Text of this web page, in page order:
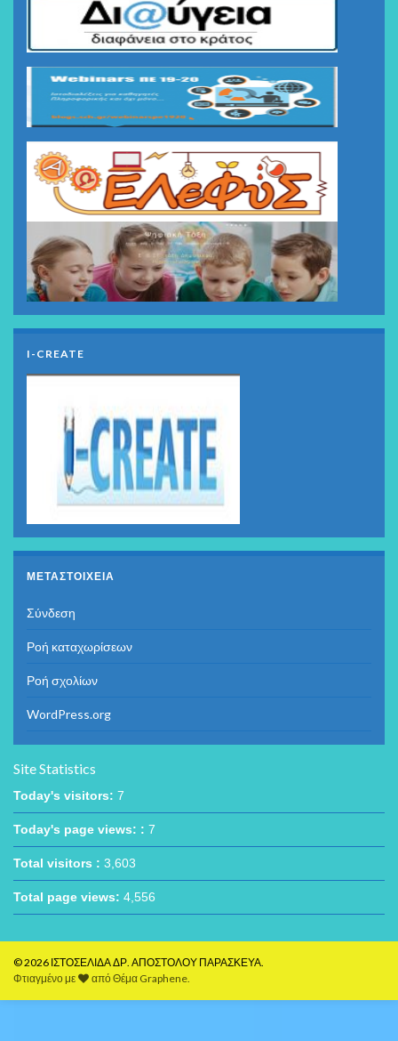
I-CREATE
ΜΕΤΑΣΤΟΙΧΕΊΑ
Σύνδεση
Ροή καταχωρίσεων
Ροή σχολίων
WordPress.org
Site Statistics
Today's visitors: 7
Today's page views: : 7
Total visitors : 3,603
Total page views: 4,556
© 2026 ΙΣΤΟΣΕΛΙΔΑ ΔΡ. ΑΠΟΣΤΟΛΟΥ ΠΑΡΑΣΚΕΥΑ.
Φτιαγμένο με
απόΘέμα Graphene.